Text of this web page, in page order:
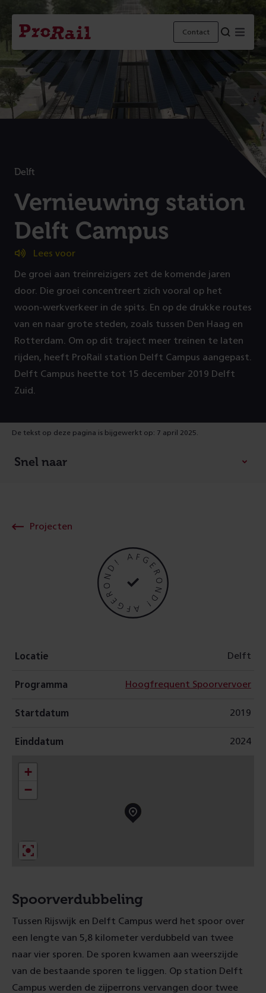
Navigatie
Homepage
ProRail
Contact
Delft
:
Vernieuwing station
Delft Campus
(
P
r
o
j
e
c
t
i
s
e
e
d
Lees voor
De groei aan treinreizigers zet de komende jaren
door. Die groei concentreert zich vooral op het
woon-werkverkeer in de spits. En op de drukke routes
van en naar grote steden, zoals tussen Den Haag en
Rotterdam. Om op dit traject meer treinen te laten
rijden, heeft ProRail station Delft Campus aangepast.
Delft Campus heette tot 15 december 2019 Delft
Zuid.
De tekst op deze pagina is bijgewerkt op: 7 april 2025.
Snel naar
Projecten
Locatie Delft
Programma Hoogfrequent Spoorvervoer
Startdatum 2019
Einddatum 2024
+
−
Spoorverdubbeling
Tussen Rijswijk en Delft Campus werd het spoor over
een lengte van 5,8 kilometer verdubbeld van twee
naar vier sporen. De sporen kwamen aan weerszijde
van de bestaande sporen te liggen. Op station Delft
Campus werden de zijperrons vervangen door twee